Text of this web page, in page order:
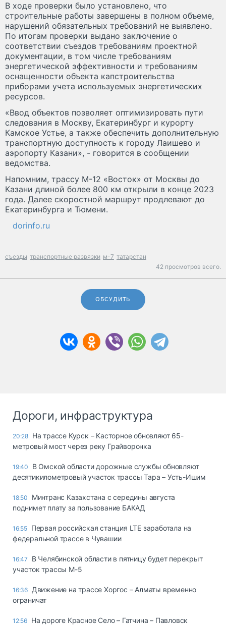
В ходе проверки было установлено, что
строительные работы завершены в полном объеме,
нарушений обязательных требований не выявлено.
По итогам проверки выдано заключение о
соответствии съездов требованиям проектной
документации, в том числе требованиям
энергетической эффективности и требованиям
оснащенности объекта капстроительства
приборами учета используемых энергетических
ресурсов.
«Ввод объектов позволяет оптимизировать пути
следования в Москву, Екатеринбург и курорту
Камское Устье, а также обеспечить дополнительную
транспортную доступность к городу Лаишево и
аэропорту Казани», - говорится в сообщении
ведомства.
Напомним, трассу М-12 «Восток» от Москвы до
Казани длиной более 800 км открыли в конце 2023
года. Далее скоростной маршрут продлевают до
Екатеринбурга и Тюмени.
dorinfo.ru
съезды транспортные развязки м-7 татарстан
42 просмотров всего.
ОБСУДИТЬ
Дороги, инфраструктура
20:28 На трассе Курск – Касторное обновляют 65-
метровый мост через реку Грайворонка
19:40
В Омской области дорожные службы обновляют
десятикилометровый участок трассы Тара – Усть-Ишим
18:50
Минтранс Казахстана с середины августа
поднимет плату за пользование БАКАД
16:55 Первая российская станция LTE заработала на
федеральной трассе в Чувашии
16:47
В Челябинской области в пятницу будет перекрыт
участок трассы М-5
16:36 Движение на трассе Хоргос – Алматы временно
ограничат
12:56 На дороге Красное Село – Гатчина – Павловск